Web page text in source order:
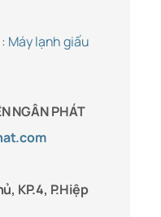
Máy lạnh giấu
NGÂN PHÁT
KP.4, P.Hiệp